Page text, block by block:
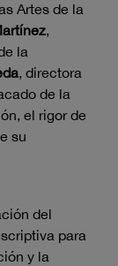
Artes de la
,
la
, directora
de la
el rigor de
su
del
para
y la